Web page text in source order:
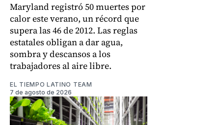
Maryland registró 50 muertes por
calor este verano, un récord que
supera las 46 de 2012. Las reglas
estatales obligan a dar agua,
sombra y descansos a los
trabajadores al aire libre.
EL TIEMPO LATINO TEAM
7 de agosto de 2026